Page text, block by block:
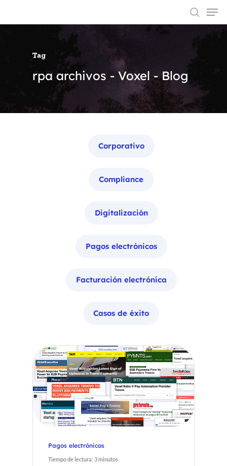
Hit enter to search or ESC to close
Tag
rpa archivos - Voxel - Blog
Corporativo
Compliance
Digitalización
Pagos electrónicos
Facturación electrónica
Casos de éxito
Pagos electrónicos
Tiempo de lectura: 3minutos